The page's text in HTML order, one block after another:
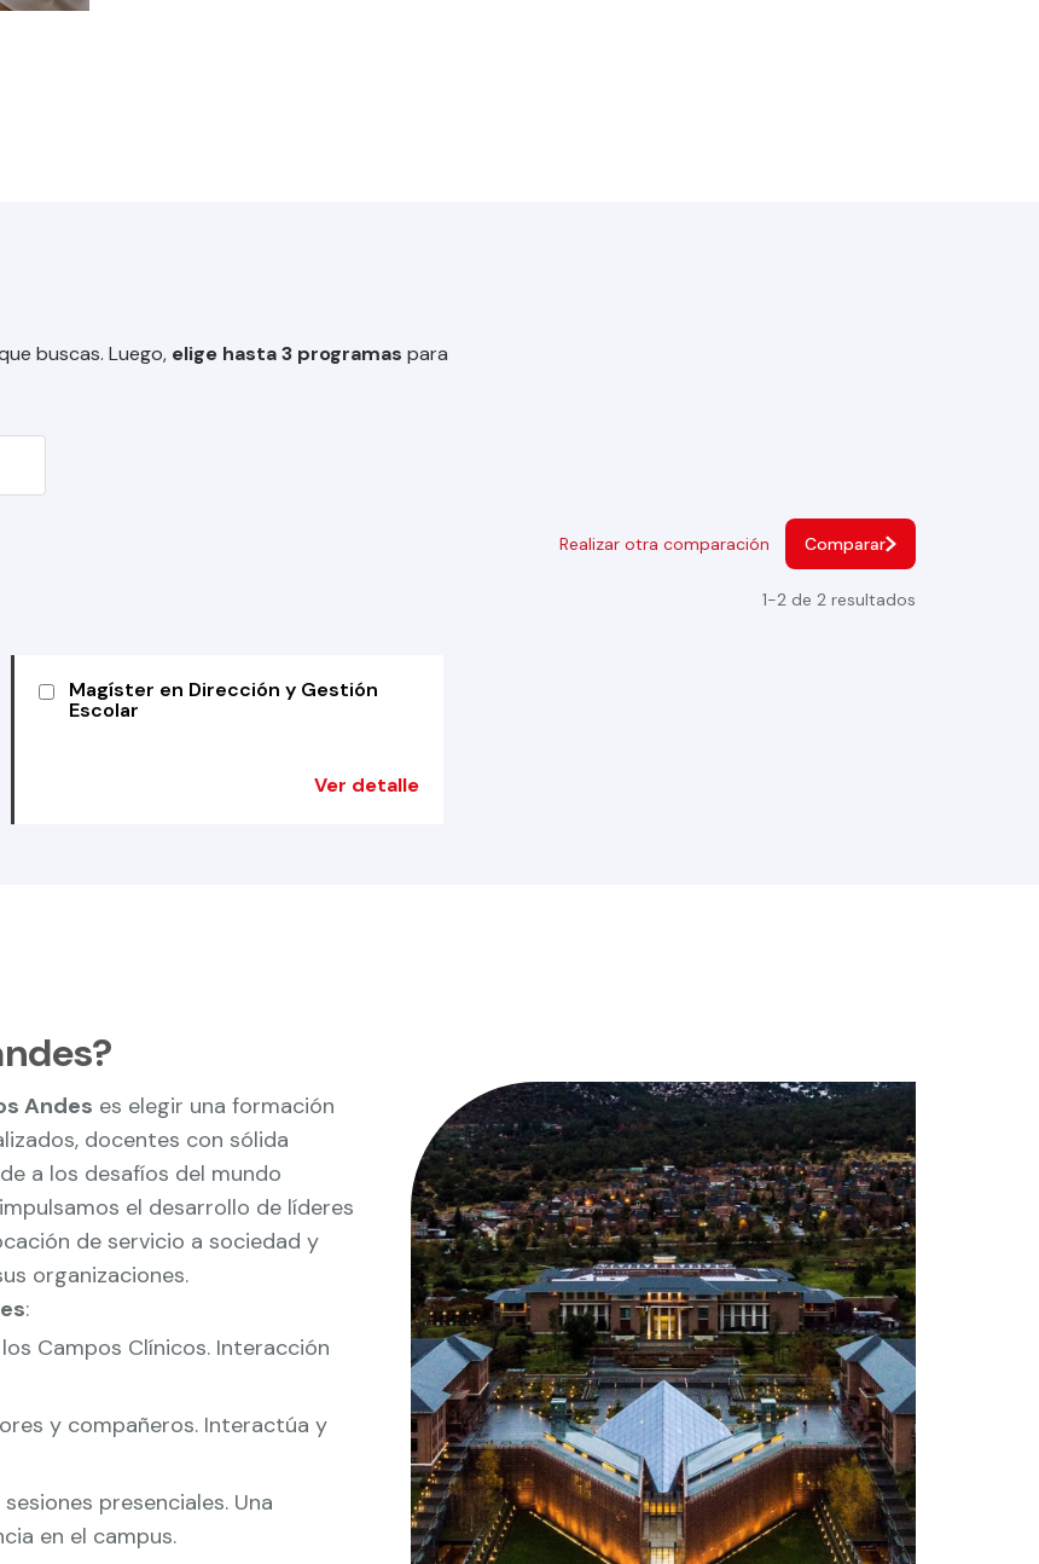
buscas. Luego, elige hasta 3 programas para
Realizar otra comparación Comparar
1-2 de 2 resultados
Magíster en Dirección y Gestión
Escolar
Ver detalle
Andes es elegir una formación
docentes con sólida
a los desafíos del mundo
el desarrollo de líderes
de servicio a sociedad y
organizaciones.
:
Campos Clínicos. Interacción
y compañeros. Interactúa y
presenciales. Una
en el campus.